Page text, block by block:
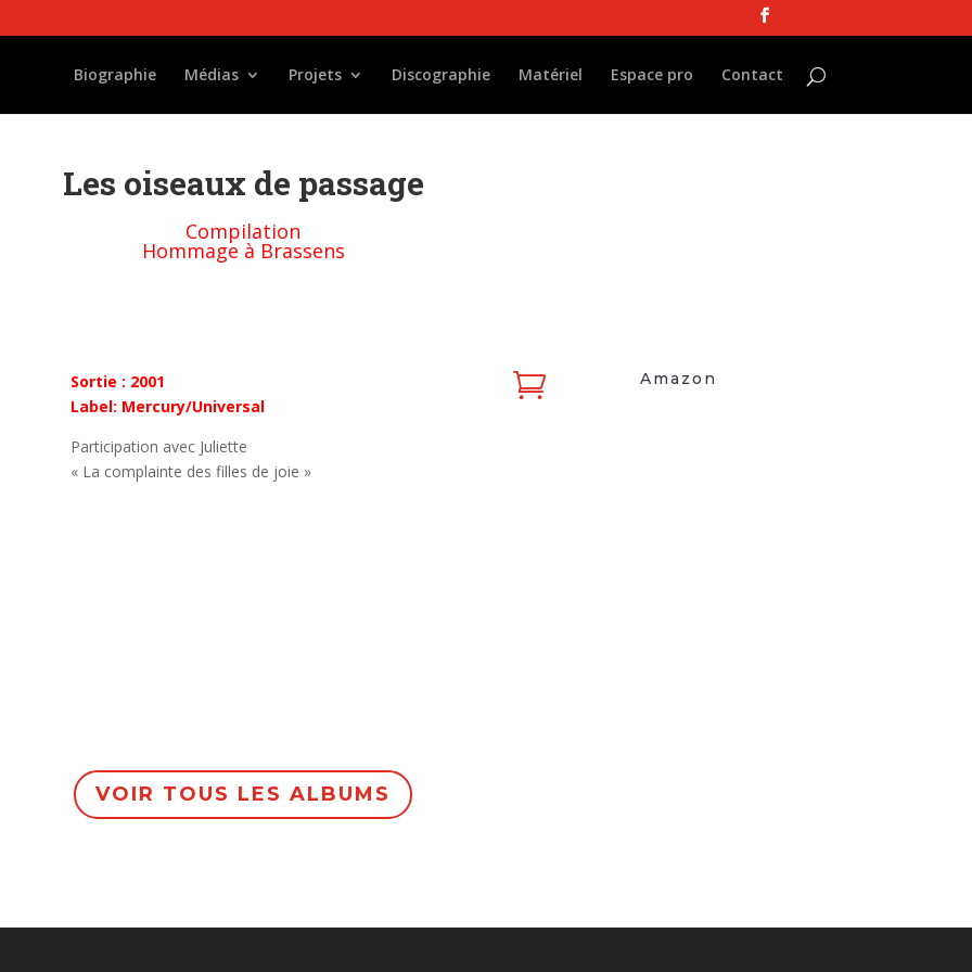
Biographie Médias Projets Discographie Matériel Espace pro Contact
Les oiseaux de passage
Compilation
Hommage à Brassens
Sortie : 2001
Label: Mercury/Universal
Participation avec Juliette
« La complainte des filles de joie »
 Amazon
VOIR TOUS LES ALBUMS